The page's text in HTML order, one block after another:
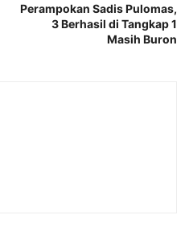
Perampokan Sadis Pulomas,
3 Berhasil di Tangkap 1
Masih Buron